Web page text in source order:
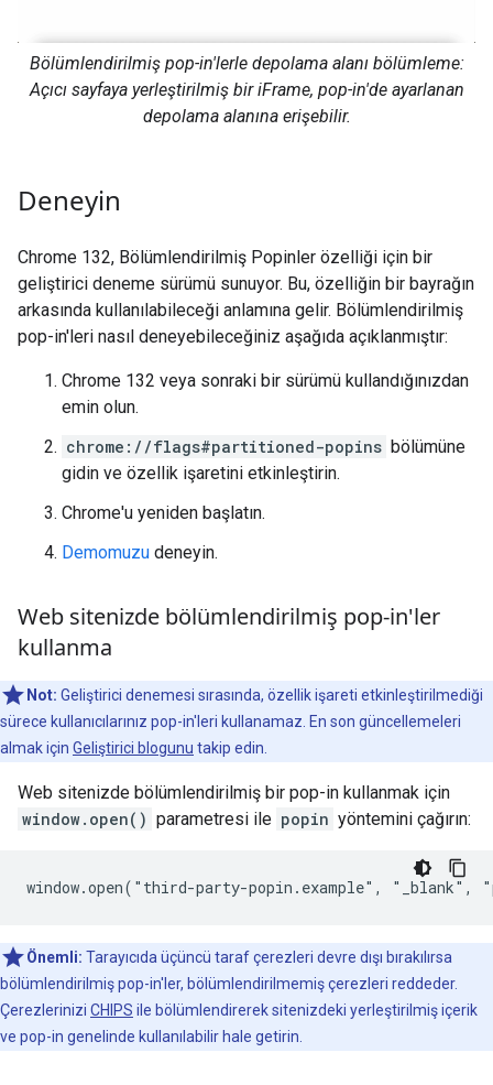
Bölümlendirilmiş pop-in'lerle depolama alanı bölümleme:
Açıcı sayfaya yerleştirilmiş bir iFrame, pop-in'de ayarlanan
depolama alanına erişebilir.
Deneyin
Chrome 132, Bölümlendirilmiş Popinler özelliği için bir
geliştirici deneme sürümü sunuyor. Bu, özelliğin bir bayrağın
arkasında kullanılabileceği anlamına gelir. Bölümlendirilmiş
pop-in'leri nasıl deneyebileceğiniz aşağıda açıklanmıştır:
Chrome 132 veya sonraki bir sürümü kullandığınızdan
emin olun.
chrome://flags#partitioned-popins bölümüne
gidin ve özellik işaretini etkinleştirin.
Chrome'u yeniden başlatın.
Demomuzu deneyin.
Web sitenizde bölümlendirilmiş pop-in'ler
kullanma
Not: Geliştirici denemesi sırasında, özellik işareti etkinleştirilmediği
sürece kullanıcılarınız pop-in'leri kullanamaz. En son güncellemeleri
almak için Geliştirici blogunu takip edin.
Web sitenizde bölümlendirilmiş bir pop-in kullanmak için
window.open() parametresi ile popin yöntemini çağırın:
Önemli: Tarayıcıda üçüncü taraf çerezleri devre dışı bırakılırsa
bölümlendirilmiş pop-in'ler, bölümlendirilmemiş çerezleri reddeder.
Çerezlerinizi CHIPS ile bölümlendirerek sitenizdeki yerleştirilmiş içerik
ve pop-in genelinde kullanılabilir hale getirin.